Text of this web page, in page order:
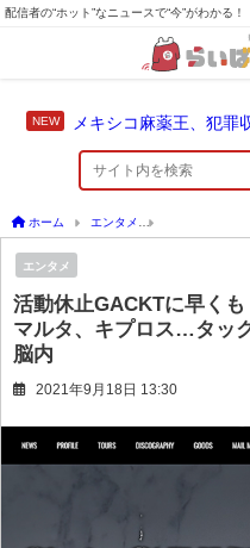
配信者の“ホット”なニュースで“今”がわかる！
ホーム エンタメ
エンタメ
活動休止GACKTに早くも
マルタ、キプロス…タッ
脳内
2021年9月18日 13:30